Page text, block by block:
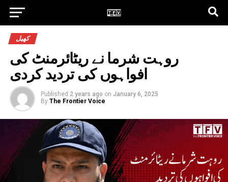
کھیل
روہت شرما نے ریٹائرمنٹ کی
افواہوں کی تردید کردی
Published 2 years ago on January 6, 2025
By The Frontier Voice